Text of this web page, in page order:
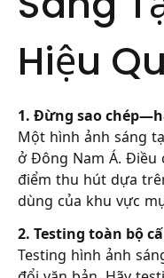
Hiệu
1. Đừng sao
Một hình ảnh sáng
ở Đông Nam Á. Điều
điểm thu hút dựa
dùng của khu vực
2. Testing toàn bộ
Testing hình ảnh